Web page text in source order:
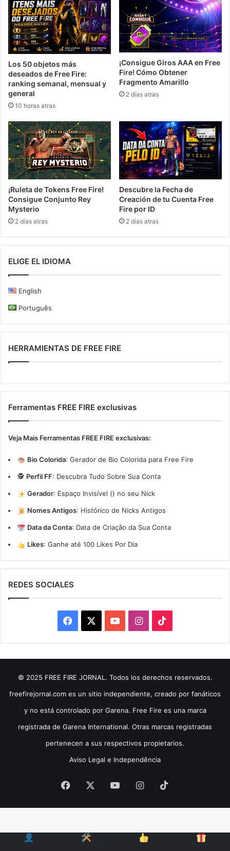
Los 50 objetos más
deseados de Free Fire:
ranking semanal, mensual y
general
10 horas atras
¡Consigue Giros AAA en Free
Fire! Cómo Obtener
Fragmento Amarillo
2 días atras
¡Ruleta de Tokens Free Fire!
Consigue Conjunto Rey
Mysterio
2 días atras
Descubre la Fecha de
Creación de tu Cuenta Free
Fire por ID
2 días atras
ELIGE EL IDIOMA
English
Português
HERRAMIENTAS DE FREE FIRE
Ferramentas FREE FIRE exclusivas
Veja Mais Ferramentas FREE FIRE exclusivas:
Bio Colorida: Gerador de Bio Colorida para Free Fire
🕵️ Perfil FF: Descubra Tudo Sobre Sua Conta
Gerador: Espaço Invisível (ㅤ) no seu Nick
Nomes Antigos: Histórico de Nicks Antigos
Data da Conta: Data de Criação da Sua Conta
Likes: Ganhe até 100 Likes Por Dia
REDES SOCIALES
Facebook YouTubeInstagram
© 2025 FREE FIRE JORNAL. Todos los derechos reservados.
freefirejornal.com es un sitio independiente, creado por fanáticos
y no está controlado por Garena. Free Fire es una marca
registrada de Garena International. Otras marcas registradas
pertenecen a sus respectivos propietarios.
Aviso Legal e Independência
Facebook YouTubeInstagram